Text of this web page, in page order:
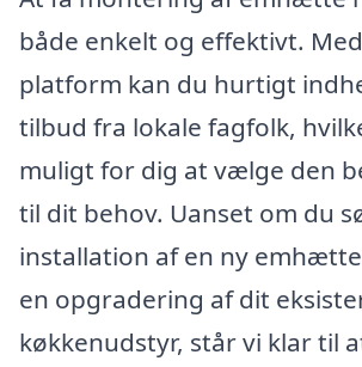
både enkelt og effektivt.
platform kan du hurtigt
tilbud fra lokale fagfolk,
muligt for dig at vælge den
til dit behov. Uanset om du
installation af en ny
en opgradering af dit
køkkenudstyr, står vi klar til